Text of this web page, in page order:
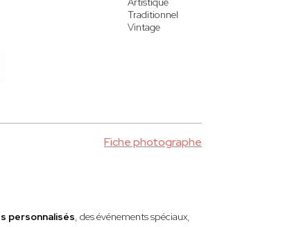
Traditionnel
Vintage
Fiche photographe
personnalisés, des événements spéciaux,